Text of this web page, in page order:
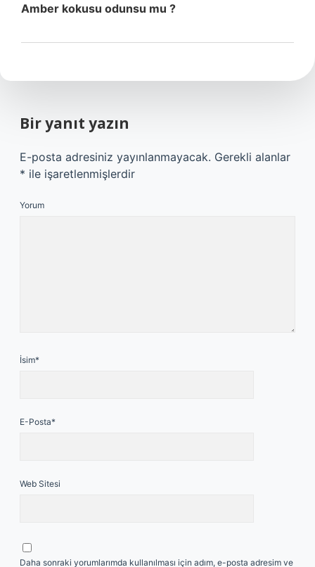
Amber kokusu odunsu mu ?
Bir yanıt yazın
E-posta adresiniz yayınlanmayacak. Gerekli alanlar
* ile işaretlenmişlerdir
Yorum
İsim*
E-Posta*
Web Sitesi
Daha sonraki yorumlarımda kullanılması için adım, e-posta adresim ve